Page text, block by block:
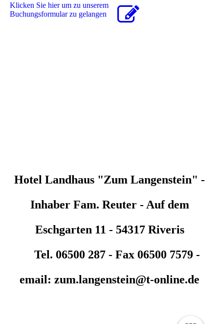
Klicken Sie hier um zu unserem
Buchungsformular zu gelangen
Hotel Landhaus "Zum Langenstein" -
Inhaber Fam. Reuter - Auf dem
Eschgarten 11 - 54317 Riveris
Tel. 06500 287 - Fax 06500 7579 -
email: zum.langenstein@t-online.de